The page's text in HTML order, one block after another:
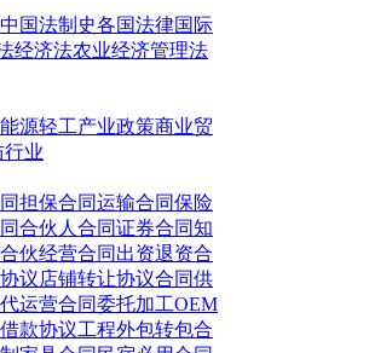
中国法制史各国法律国际
经济法农业经济管理法
源轻工产业政策商业贸
行业
担保合同运输合同保险
合伙人合同证券合同知
合伙经营合同 出资退资合
议店铺转让协议合同供
代运营合同委托加工OEM
款协议工程外包转包合